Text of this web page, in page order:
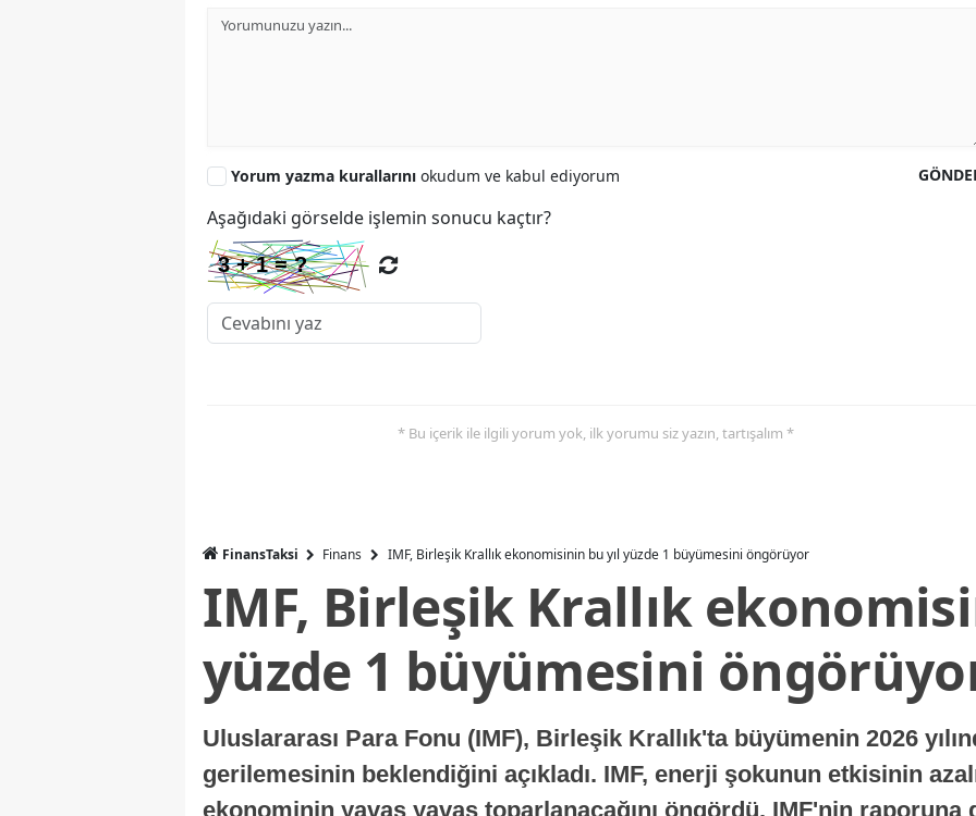
Yorum yazma kurallarını okudum ve kabul ediyorum
Aşağıdaki görselde işlemin sonucu kaçtır?
* Bu içerik ile ilgili yorum yok, ilk yorumu siz yazın, tartışalım *
FinansTaksi Finans IMF, Birleşik Krallık ekonomisinin bu yıl yüzde 1 büyümesini öngörüyor
IMF, Birleşik Krallık
yüzde 1 büyümesini
Uluslararası Para Fonu (IMF), Birleşik Krallık'ta büyümenin 2026
gerilemesinin beklendiğini açıkladı. IMF, enerji şokunun etkisinin
ekonominin yavaş yavaş toparlanacağını öngördü. IMF'nin raporuna